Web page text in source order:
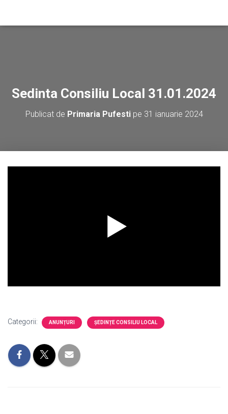
Sedinta Consiliu Local 31.01.2024
Publicat de Primaria Pufestipe 31 ianuarie 2024
Categorii: ANUNȚURI ȘEDINȚE CONSILIU LOCAL